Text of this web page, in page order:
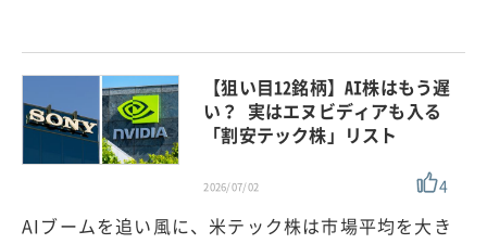
【狙い目12銘柄】AI株はもう遅
い？ 実はエヌビディアも入る
「割安テック株」リスト
2026/07/02 4
AIブームを追い風に、米テック株は市場平均を大き